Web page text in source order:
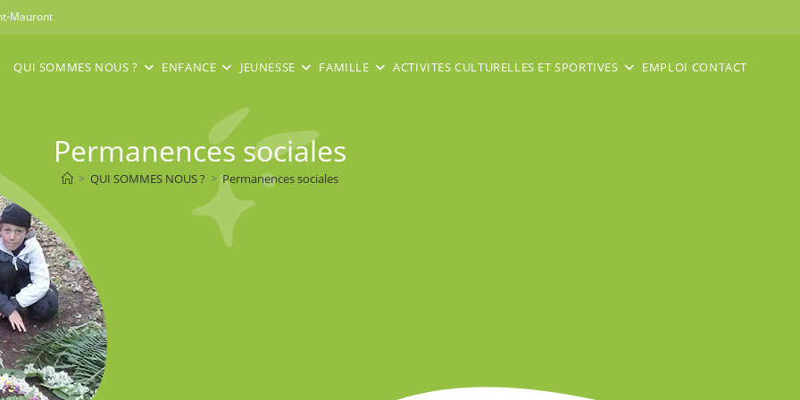
Mauront
QUI SOMMES NOUS ? ENFANCE JEUNESSE FAMILLE ACTIVITES CULTURELLES ET SPORTIVES EMPLOI CONTACT
Permanences sociales
> QUI SOMMES NOUS ? > Permanences sociales